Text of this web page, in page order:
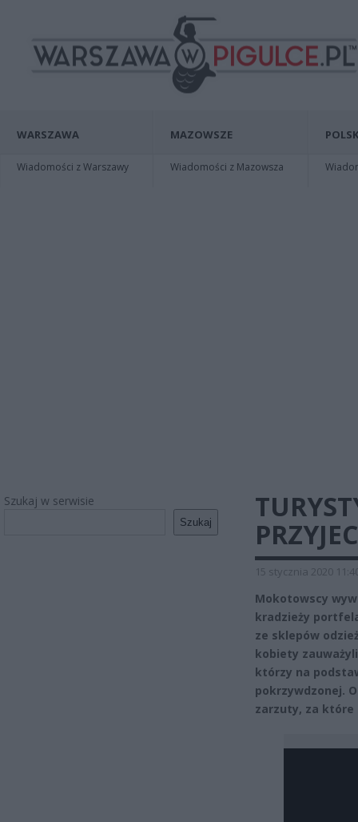
WARSZAWA
Wiadomości z Warszawy
MAZOWSZE
Wiadomości z Mazowsza
Szukaj w serwisie
Szukaj
15 stycznia 2020
Mokotowscy
kradzieży
ze sklepów
kobiety
którzy na
pokrzywdzonej.
zarzuty, za które